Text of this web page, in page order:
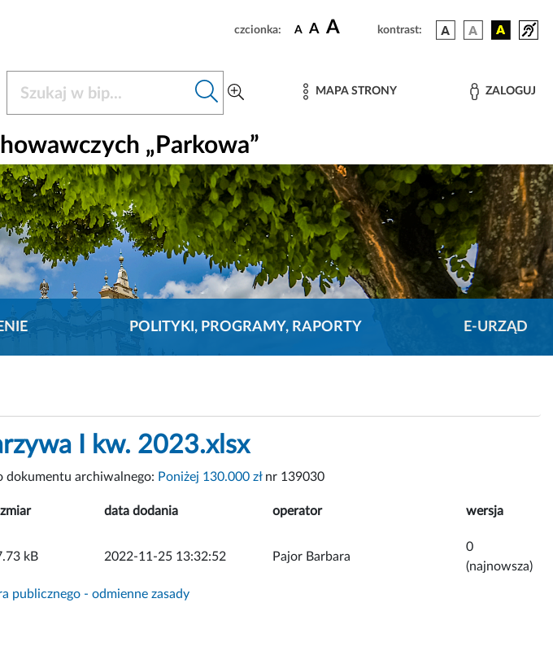
czcionka: A A A kontrast:
MAPA STRONY ZALOGUJ
„Parkowa”
POLITYKI, PROGRAMY, RAPORTY E-URZĄD
I kw. 2023.xlsx
dokumentu archiwalnego: Poniżej 130.000 złnr 139030
data dodania operator wersja
kB 2022-11-25 13:32:52 Pajor Barbara
0
(najnowsza)
publicznego - odmienne zasady